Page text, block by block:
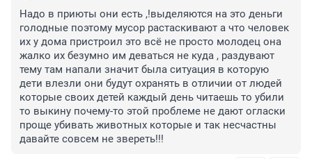
Надо в приюты они есть ,!выделяются на это деньги
голодные поэтому мусор растаскивают а что человек
их у дома пристроил это всё не просто молодец она
жалко их безумно им деваться не куда , раздувают
тему там напали значит была ситуация в которую
дети влезли они будут охранять в отличии от людей
которые своих детей каждый день читаешь то убили
то выкину почему-то этой проблеме не дают огласки
проще убивать животных которые и так несчастны
давайте совсем не звереть!!!